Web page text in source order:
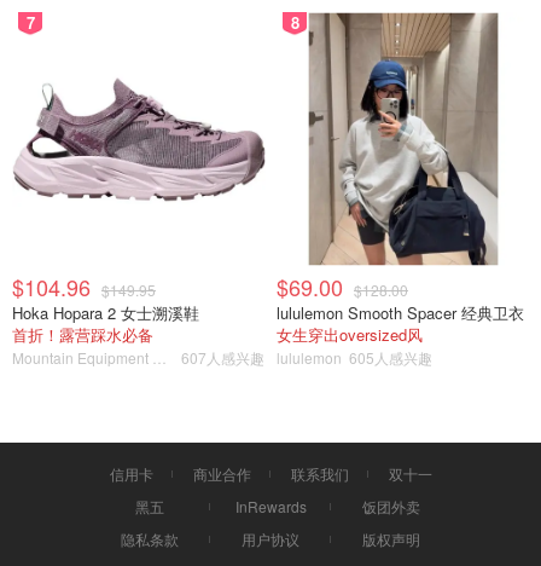
7
$104.96 $149.95
Hoka Hopara 2 女士溯溪鞋
首折！露营踩水必备
607人感兴趣
8
$69.00 $128.00
lululemon Smooth Spacer 经典卫衣
女生穿出oversized风
lululemon 605人感兴趣
信用卡 商业合作 联系我们
双十一
黑五
InRewards
饭团外卖
隐私条款
用户协议 版权声明